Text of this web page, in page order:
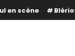
en scène